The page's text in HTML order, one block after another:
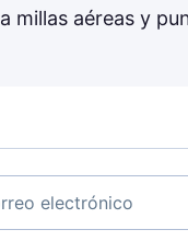
millas aéreas y